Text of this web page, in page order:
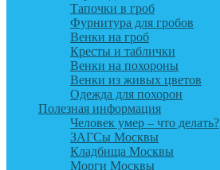
Тапочки в гроб
Фурнитура для гробов
Венки на гроб
Кресты и таблички
Венки на похороны
Венки из живых цветов
Одежда для похорон
Полезная информация
Человек умер – что делать?
ЗАГСы Москвы
Кладбища Москвы
Морги Москвы